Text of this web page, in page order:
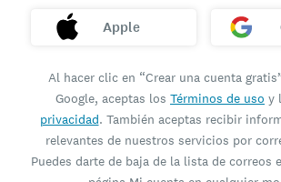
Apple
Al hacer clic en “Crear una cuenta
Google, aceptas los Términos de uso y
privacidad. También aceptas recibir
relevantes de nuestros servicios por
Puedes darte de baja de la lista de correos